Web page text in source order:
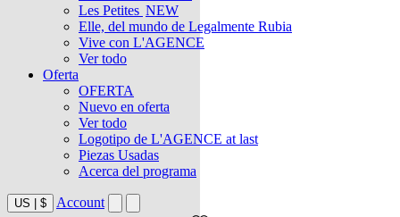
Les Petites NEW
Elle, del mundo de Legalmente Rubia
Vive con L'AGENCE
Ver todo
Oferta
OFERTA
Nuevo en oferta
Ver todo
Logotipo de L'AGENCE at last
Piezas Usadas
Acerca del programa
US $ Account